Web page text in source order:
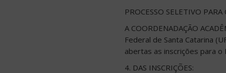
PROCESSO SELETIVO
A COORDENADAÇÃO
Federal de Santa Catarina
abertas as inscrições para o
4. DAS INSCRIÇÕES: